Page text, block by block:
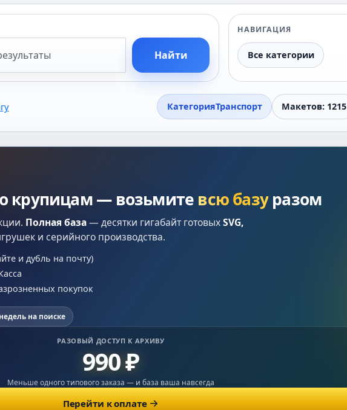
Найти
НАВИГАЦИЯ
Все категории
КатегорияТранспорт Макетов: 1215
крупицам — возьмите всю базу разом
Полная база— десятки гигабайт готовыхSVG,
и серийного производства.
и дубль на почту)
покупок
на поиске
РАЗОВЫЙ ДОСТУП К АРХИВУ
990 ₽
Меньше одного типового заказа — и база ваша навсегда
Перейти к оплате